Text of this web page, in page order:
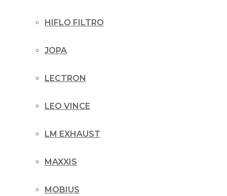
HIFLO FILTRO
JOPA
LECTRON
LEO VINCE
LM EXHAUST
MAXXIS
MOBIUS